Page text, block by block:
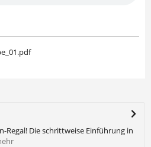
Regal! Die schrittweise Einführung in